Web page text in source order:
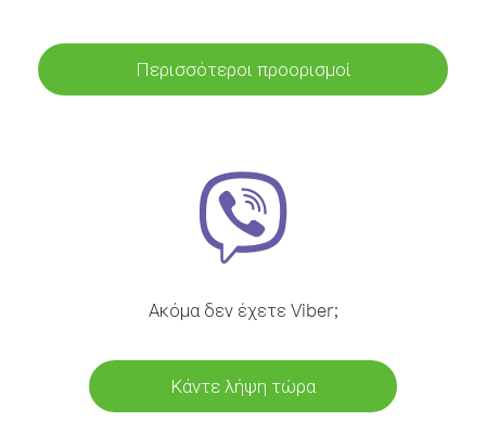
Περισσότεροι προορισμοί
Ακόμα δεν έχετε Viber;
Κάντε λήψη τώρα